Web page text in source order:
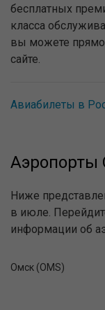
бесплатных
класса
вы можете
сайте.
Авиабилеты в
Аэропорты
Ниже
в июле.
информации об
Омск (OMS)